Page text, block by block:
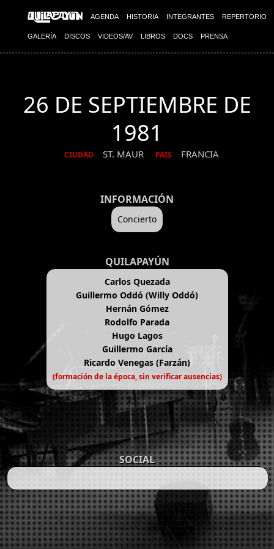
AGENDA HISTORIA INTEGRANTES REPERTORIO
GALERÍA DISCOS VIDEOS/AV LIBROS DOCS PRENSA
26 DE SEPTIEMBRE DE
1981
CIUDAD ST. MAUR PAIS FRANCIA
INFORMACIÓN
Concierto
QUILAPAYÚN
Carlos Quezada
Guillermo Oddó (Willy Oddó)
Hernán Gómez
Rodolfo Parada
Hugo Lagos
Guillermo García
Ricardo Venegas (Farzán)
(formación de la época, sin verificar ausencias)
SOCIAL